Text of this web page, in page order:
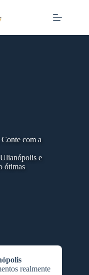
com a
e
ótimas
realmente